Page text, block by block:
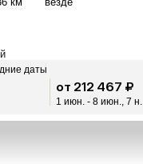
даты
от 212 467 ₽
1 июн. - 8 июн., 7 н.